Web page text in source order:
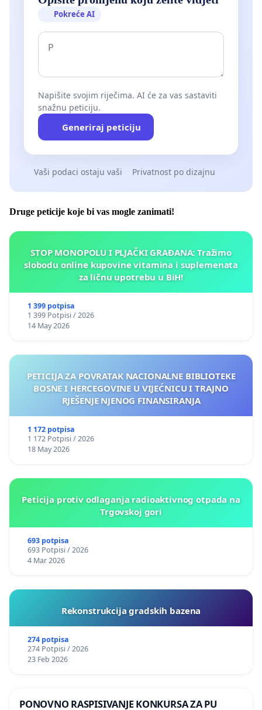
Pokreće AI
Napišite svojim riječima. AI će za vas sastaviti
snažnu peticiju.
Generiraj peticiju
Vaši podaci ostaju vaši Privatnost po dizajnu
Druge peticije koje bi vas mogle zanimati!
STOP MONOPOLU I PLJAČKI GRAĐANA: Tražimo
slobodu online kupovine vitamina i suplemenata
za ličnu upotrebu u BiH!
1 399 potpisa
1 399 Potpisi / 2026
14 May 2026
PETICIJA ZA POVRATAK NACIONALNE BIBLIOTEKE
BOSNE I HERCEGOVINE U VIJEĆNICU I TRAJNO
RJEŠENJE NJENOG FINANSIRANJA
1 172 potpisa
1 172 Potpisi / 2026
18 May 2026
Peticija protiv odlaganja radioaktivnog otpada na
Trgovskoj gori
693 potpisa
693 Potpisi / 2026
4 Mar 2026
Rekonstrukcija gradskih bazena
274 potpisa
274 Potpisi / 2026
23 Feb 2026
PONOVNO RASPISIVANJE KONKURSA ZA PU